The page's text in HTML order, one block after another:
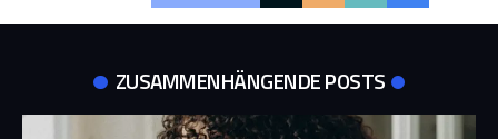
ZUSAMMENHÄNGENDE POSTS